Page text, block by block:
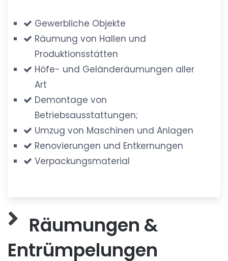
Gewerbliche Objekte
Räumung von Hallen und
Produktionsstätten
Höfe- und Geländeräumungen aller
Art
Demontage von
Betriebsausstattungen;
Umzug von Maschinen und Anlagen
Renovierungen und Entkernungen
Verpackungsmaterial
Räumungen &
Entrümpelungen